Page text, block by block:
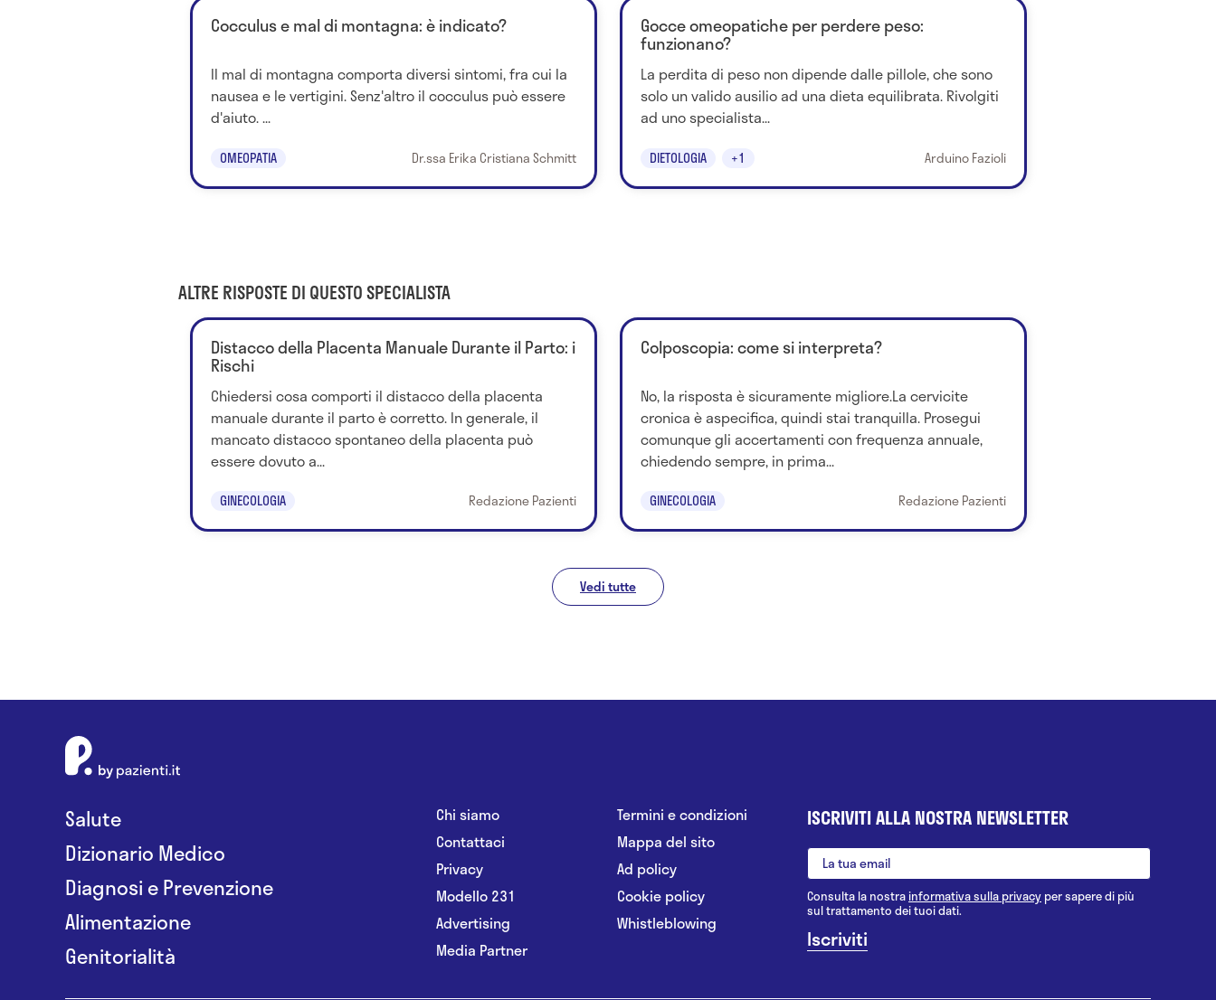
Cocculus e mal di montagna: è indicato?
Il mal di montagna comporta diversi sintomi, fra cui la
nausea e le vertigini. Senz'altro il cocculus può essere
d'aiuto. ...
OMEOPATIA Dr.ssa Erika Cristiana Schmitt
Gocce omeopatiche per perdere peso:
funzionano?
La perdita di peso non dipende dalle pillole, che sono
solo un valido ausilio ad una dieta equilibrata. Rivolgiti
ad uno specialista...
DIETOLOGIA +1 Arduino Fazioli
ALTRE RISPOSTE DI QUESTO SPECIALISTA
Distacco della Placenta Manuale Durante il Parto: i
Rischi
Chiedersi cosa comporti il distacco della placenta
manuale durante il parto è corretto. In generale, il
mancato distacco spontaneo della placenta può
essere dovuto a...
GINECOLOGIA Redazione Pazienti
Colposcopia: come si interpreta?
No, la risposta è sicuramente migliore.La cervicite
cronica è aspecifica, quindi stai tranquilla. Prosegui
comunque gli accertamenti con frequenza annuale,
chiedendo sempre, in prima...
GINECOLOGIA Redazione Pazienti
Vedi tutte
Salute
Dizionario Medico
Diagnosi e Prevenzione
Alimentazione
Genitorialità
Chi siamo
Contattaci
Privacy
Modello 231
Advertising
Media Partner
Termini e condizioni
Mappa del sito
Ad policy
Cookie policy
Whistleblowing
ISCRIVITI ALLA NOSTRA NEWSLETTER
Consulta la nostrainformativa sulla privacy per sapere di più
sul trattamento dei tuoi dati.